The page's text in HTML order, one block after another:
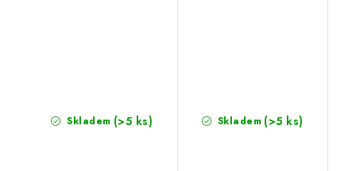
Skladem (>5 ks) Skladem (>5 ks)